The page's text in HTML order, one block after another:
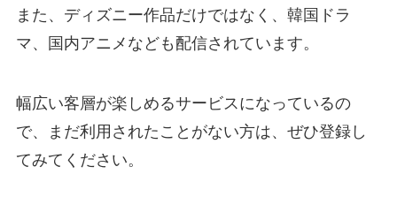
また、ディズニー作品だけではなく、韓国ドラ
マ、国内アニメなども配信されています。
幅広い客層が楽しめるサービスになっているの
で、まだ利用されたことがない方は、ぜひ登録し
てみてください。